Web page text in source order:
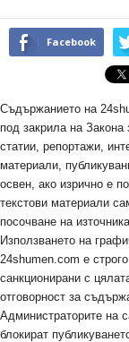
Facebook
Съдържанието на
под закрила на
статии, репортажи,
материали,
освен, ако изрично е
текстови материали
посочване на
Използването на
24shumen.com е
санкционирани с
отговорност за
Администраторите на
блокират